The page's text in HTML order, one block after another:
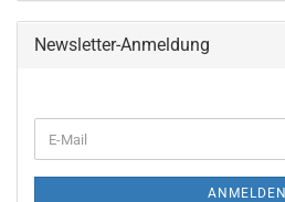
Newsletter-Anmeldung
ZUR
E-
Mail
ANMELDEN